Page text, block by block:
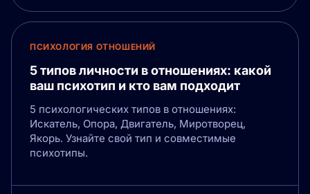
ПСИХОЛОГИЯ ОТНОШЕНИЙ
5 типов личности в отношениях: какой
ваш психотип и кто вам подходит
5 психологических типов в отношениях:
Искатель, Опора, Двигатель, Миротворец,
Якорь. Узнайте свой тип и совместимые
психотипы.